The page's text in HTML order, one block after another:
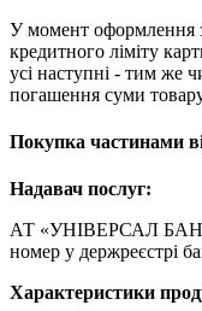
У момент оформлення
кредитного ліміту
усі наступні - тим же
погашення суми
Покупка частинами
Надавач послуг:
АТ «УНІВЕРСАЛ
номер у держреєстрі
Характеристики